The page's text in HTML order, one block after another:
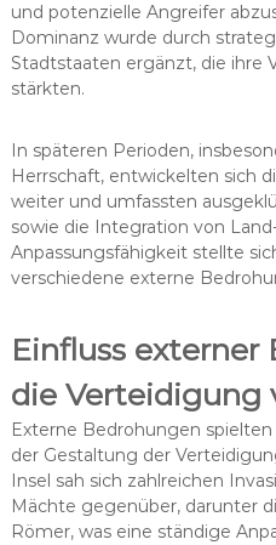
und potenzielle Angreifer
Dominanz wurde durch
Stadtstaaten ergänzt, die ihre
stärkten.
In späteren Perioden,
Herrschaft, entwickelten sich
weiter und umfassten
sowie die Integration von
Anpassungsfähigkeit stellte
verschiedene externe
Einfluss externer
die Verteidigung
Externe Bedrohungen
der Gestaltung der
Insel sah sich zahlreichen
Mächte gegenüber, darunter
Römer, was eine ständige